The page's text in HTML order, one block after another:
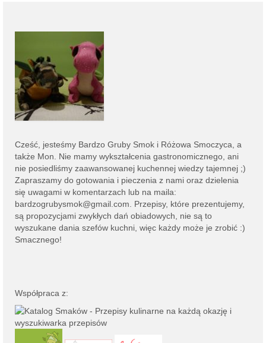
Cześć, jesteśmy Bardzo Gruby Smok i Różowa Smoczyca, a
także Mon. Nie mamy wykształcenia gastronomicznego, ani
nie posiedliśmy zaawansowanej kuchennej wiedzy tajemnej ;)
Zapraszamy do gotowania i pieczenia z nami oraz dzielenia
się uwagami w komentarzach lub na maila:
bardzogrubysmok@gmail.com . Przepisy, które prezentujemy,
są propozycjami zwykłych dań obiadowych, nie są to
wyszukane dania szefów kuchni, więc każdy może je zrobić :)
Smacznego!
Współpraca z: